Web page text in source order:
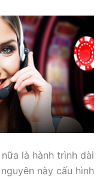
là hành trình dài
này cấu hình